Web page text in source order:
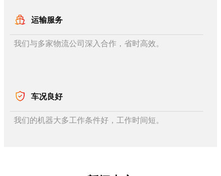
运输服务
我们与多家物流公司深入合作，省时高效。
车况良好
我们的机器大多工作条件好，工作时间短。